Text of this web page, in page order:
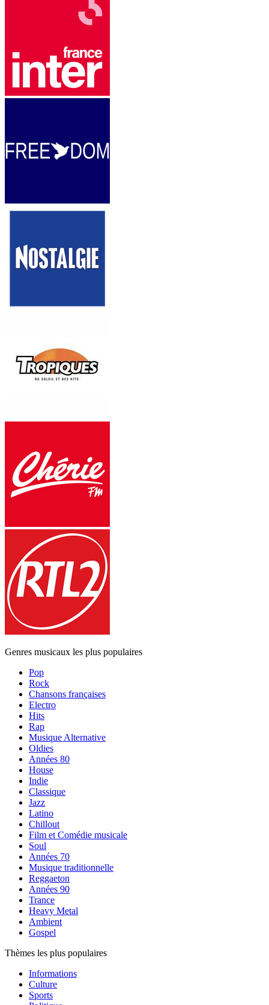
Genres musicaux les plus populaires
Pop
Rock
Chansons françaises
Electro
Hits
Rap
Musique Alternative
Oldies
Années 80
House
Indie
Classique
Jazz
Latino
Chillout
Film et Comédie musicale
Soul
Années 70
Musique traditionnelle
Reggaeton
Années 90
Trance
Heavy Metal
Ambient
Gospel
Thèmes les plus populaires
Informations
Culture
Sports